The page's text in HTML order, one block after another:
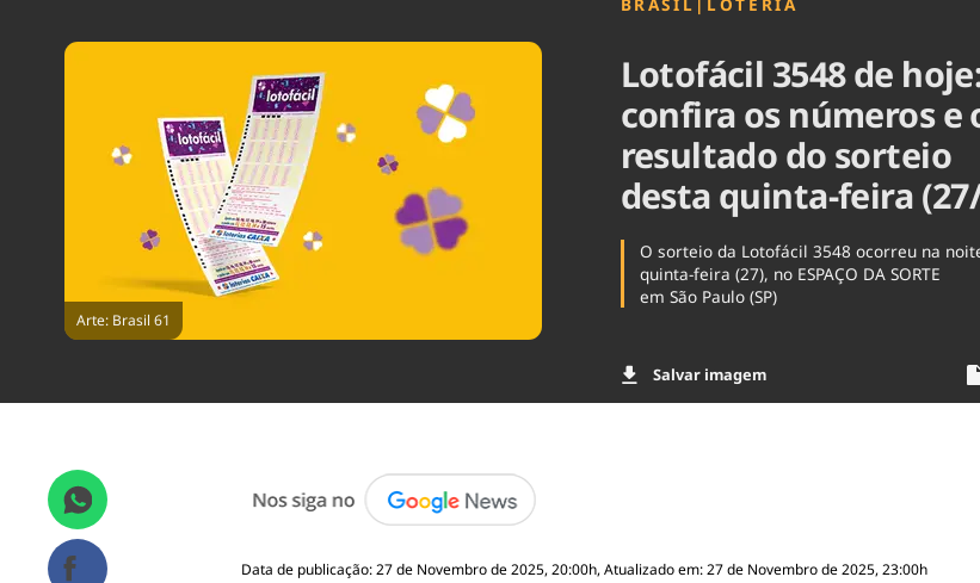
Arte: Brasil 61
Lotofácil 3548 de
confira os números e
resultado do sorteio
desta quinta-feira
O sorteio da Lotofácil 3548 ocorreu na
quinta-feira (27), no ESPAÇO DA SORTE
em São Paulo (SP)
Salvar imagem
Data de publicação: 27 de Novembro de 2025, 20:00h, Atualizado em: 27 de Novembro de 2025, 23:00h